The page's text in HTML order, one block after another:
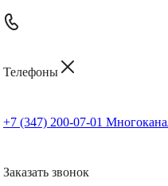
Телефоны
+7 (347) 200-07-01
Заказать звонок